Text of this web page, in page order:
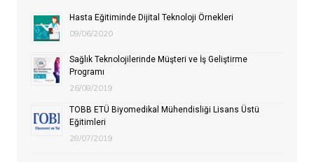
Hasta Eğitiminde Dijital Teknoloji Örnekleri
09/06/2020
Sağlık Teknolojilerinde Müşteri ve İş Geliştirme
Programı
26/08/2019
TOBB ETÜ Biyomedikal Mühendisliği Lisans Üstü
Eğitimleri
28/07/2019